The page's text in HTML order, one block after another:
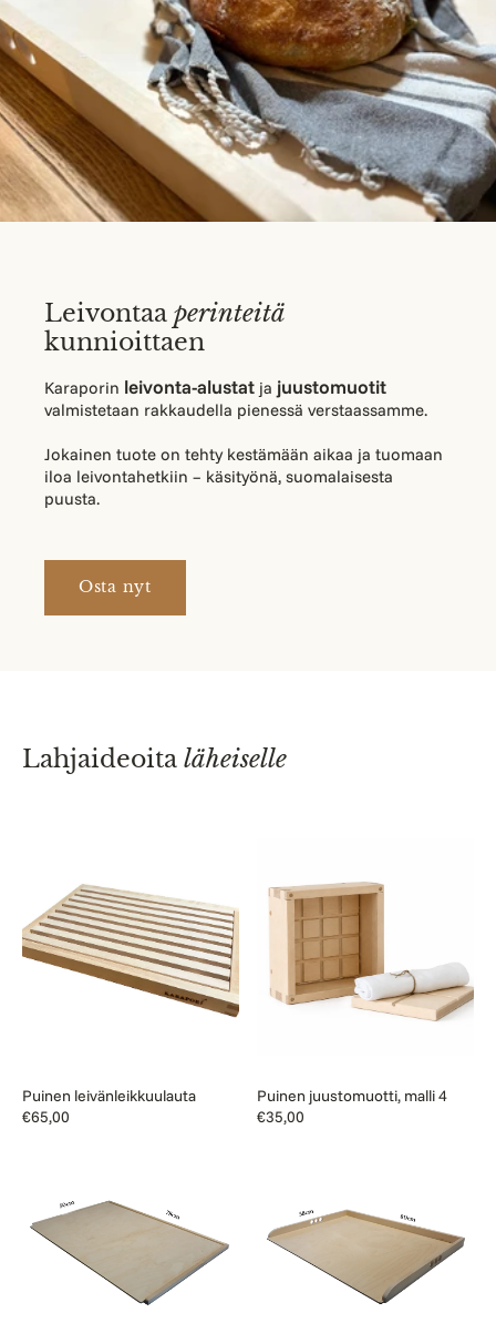
Leivontaa perinteitä
kunnioittaen
Karaporin leivonta-alustat ja juustomuotit
valmistetaan rakkaudella pienessä verstaassamme.
Jokainen tuote on tehty kestämään aikaa ja tuomaan
iloa leivontahetkiin – käsityönä, suomalaisesta
puusta.
Osta nyt
Lahjaideoita läheiselle
Puinen leivänleikkuulauta
Normaalihinta
€65,00
malli
Puinen juustomuotti, malli 4
Normaalihinta
€35,00
matalareunainen